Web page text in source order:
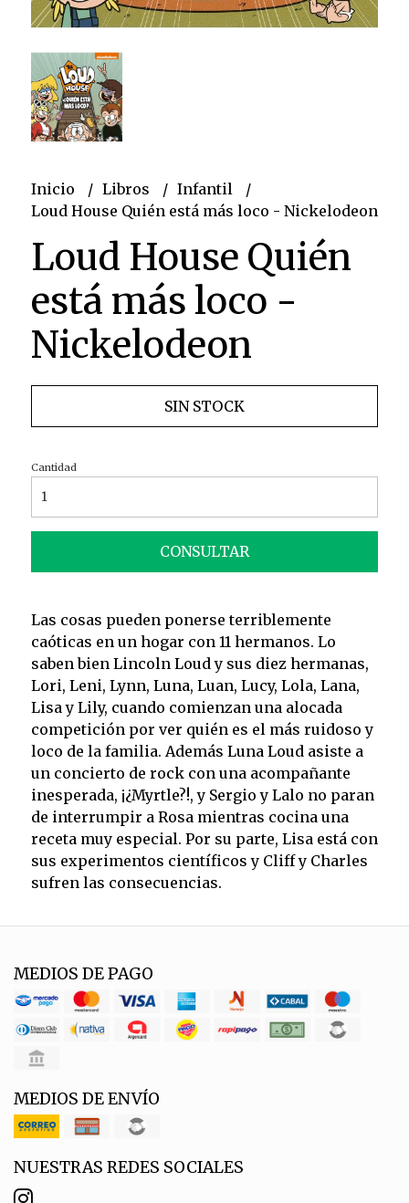
Inicio Libros
Infantil
Loud House Quién está más loco - Nickelodeon
Loud House Quién
está más loco -
Nickelodeon
SIN STOCK
Cantidad
CONSULTAR
Las cosas pueden ponerse terriblemente
caóticas en un hogar con 11 hermanos. Lo
saben bien Lincoln Loud y sus diez hermanas,
Lori, Leni, Lynn, Luna, Luan, Lucy, Lola, Lana,
Lisa y Lily, cuando comienzan una alocada
competición por ver quién es el más ruidoso y
loco de la familia. Además Luna Loud asiste a
un concierto de rock con una acompañante
inesperada, ¡¿Myrtle?!, y Sergio y Lalo no paran
de interrumpir a Rosa mientras cocina una
receta muy especial. Por su parte, Lisa está con
sus experimentos científicos y Cliff y Charles
sufren las consecuencias.
MEDIOS DE PAGO
MEDIOS DE ENVÍO
NUESTRAS REDES SOCIALES